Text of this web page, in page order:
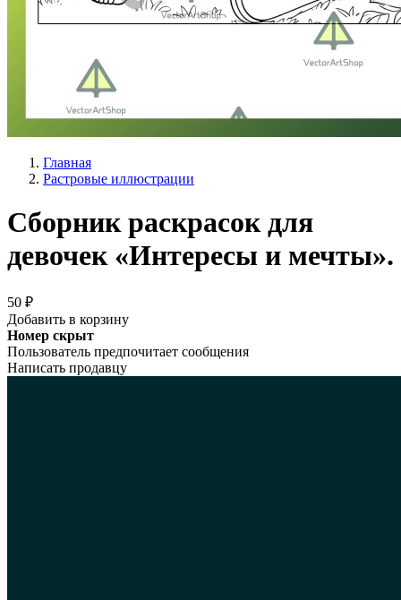
Главная
Растровые иллюстрации
Сборник раскрасок для
девочек «Интересы и мечты».
50 ₽
Добавить в корзину
Номер скрыт
Пользователь предпочитает сообщения
Написать продавцу